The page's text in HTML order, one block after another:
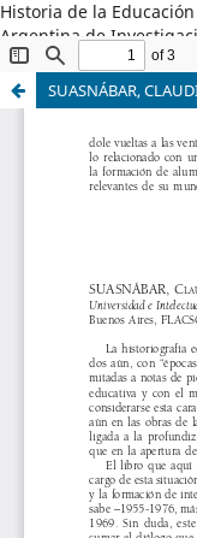
Historia de la
Argentina de
Educación